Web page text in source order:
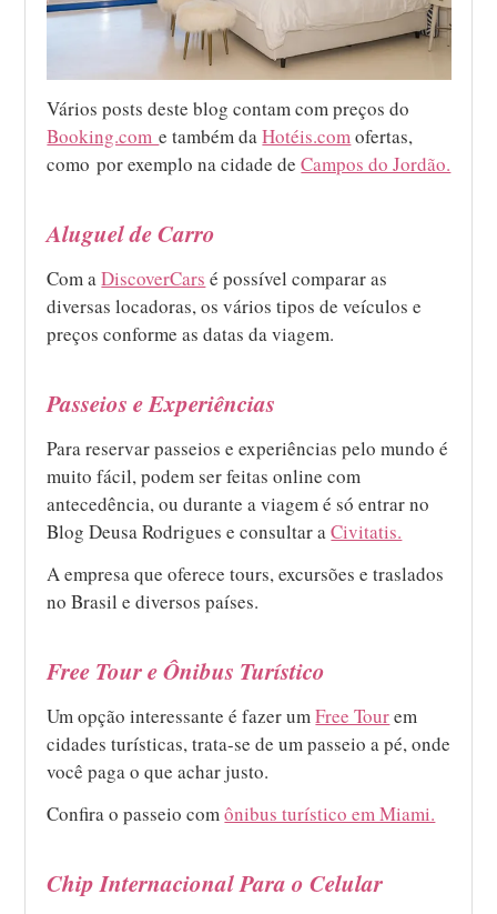
Vários posts deste blog contam com preços do
Booking.come também daHotéis.comofertas,
como por exemplo na cidade deCampos do Jordão.
Aluguel de Carro
Com aDiscoverCars é possível comparar as
diversas locadoras, os vários tipos de veículos e
preços conforme as datas da viagem.
Passeios e Experiências
Para reservar passeios e experiências pelo mundo é
muito fácil, podem ser feitas online com
antecedência, ou durante a viagem é só entrar no
Blog Deusa Rodrigues e consultar aCivitatis.
A empresa que oferece tours, excursões e traslados
no Brasil e diversos países.
Free Tour e Ônibus Turístico
Um opção interessante é fazer umFree Tourem
cidades turísticas, trata-se de um passeio a pé, onde
você paga o que achar justo.
Confira o passeio comônibus turístico em Miami.
Chip Internacional Para o Celular